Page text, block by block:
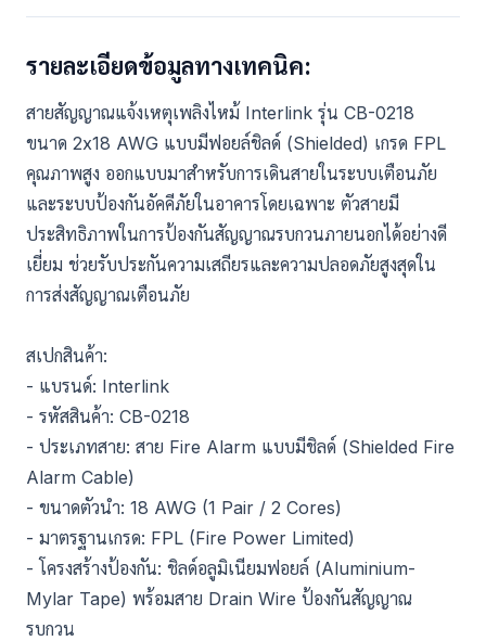
รายละเอียดข้อมูลทางเทคนิค:
สายสัญญาณแจ้งเหตุเพลิงไหม้ Interlink รุ่น CB-0218
ขนาด 2x18 AWG แบบมีฟอยล์ชิลด์ (Shielded) เกรด FPL
คุณภาพสูง ออกแบบมาสำหรับการเดินสายในระบบเตือนภัย
และระบบป้องกันอัคคีภัยในอาคารโดยเฉพาะ ตัวสายมี
ประสิทธิภาพในการป้องกันสัญญาณรบกวนภายนอกได้อย่างดี
เยี่ยม ช่วยรับประกันความเสถียรและความปลอดภัยสูงสุดใน
การส่งสัญญาณเตือนภัย
สเปกสินค้า:
- แบรนด์: Interlink
- รหัสสินค้า: CB-0218
- ประเภทสาย: สาย Fire Alarm แบบมีชิลด์ (Shielded Fire
Alarm Cable)
- ขนาดตัวนำ: 18 AWG (1 Pair / 2 Cores)
- มาตรฐานเกรด: FPL (Fire Power Limited)
- โครงสร้างป้องกัน: ชิลด์อลูมิเนียมฟอยล์ (Aluminium-
Mylar Tape) พร้อมสาย Drain Wire ป้องกันสัญญาณ
รบกวน